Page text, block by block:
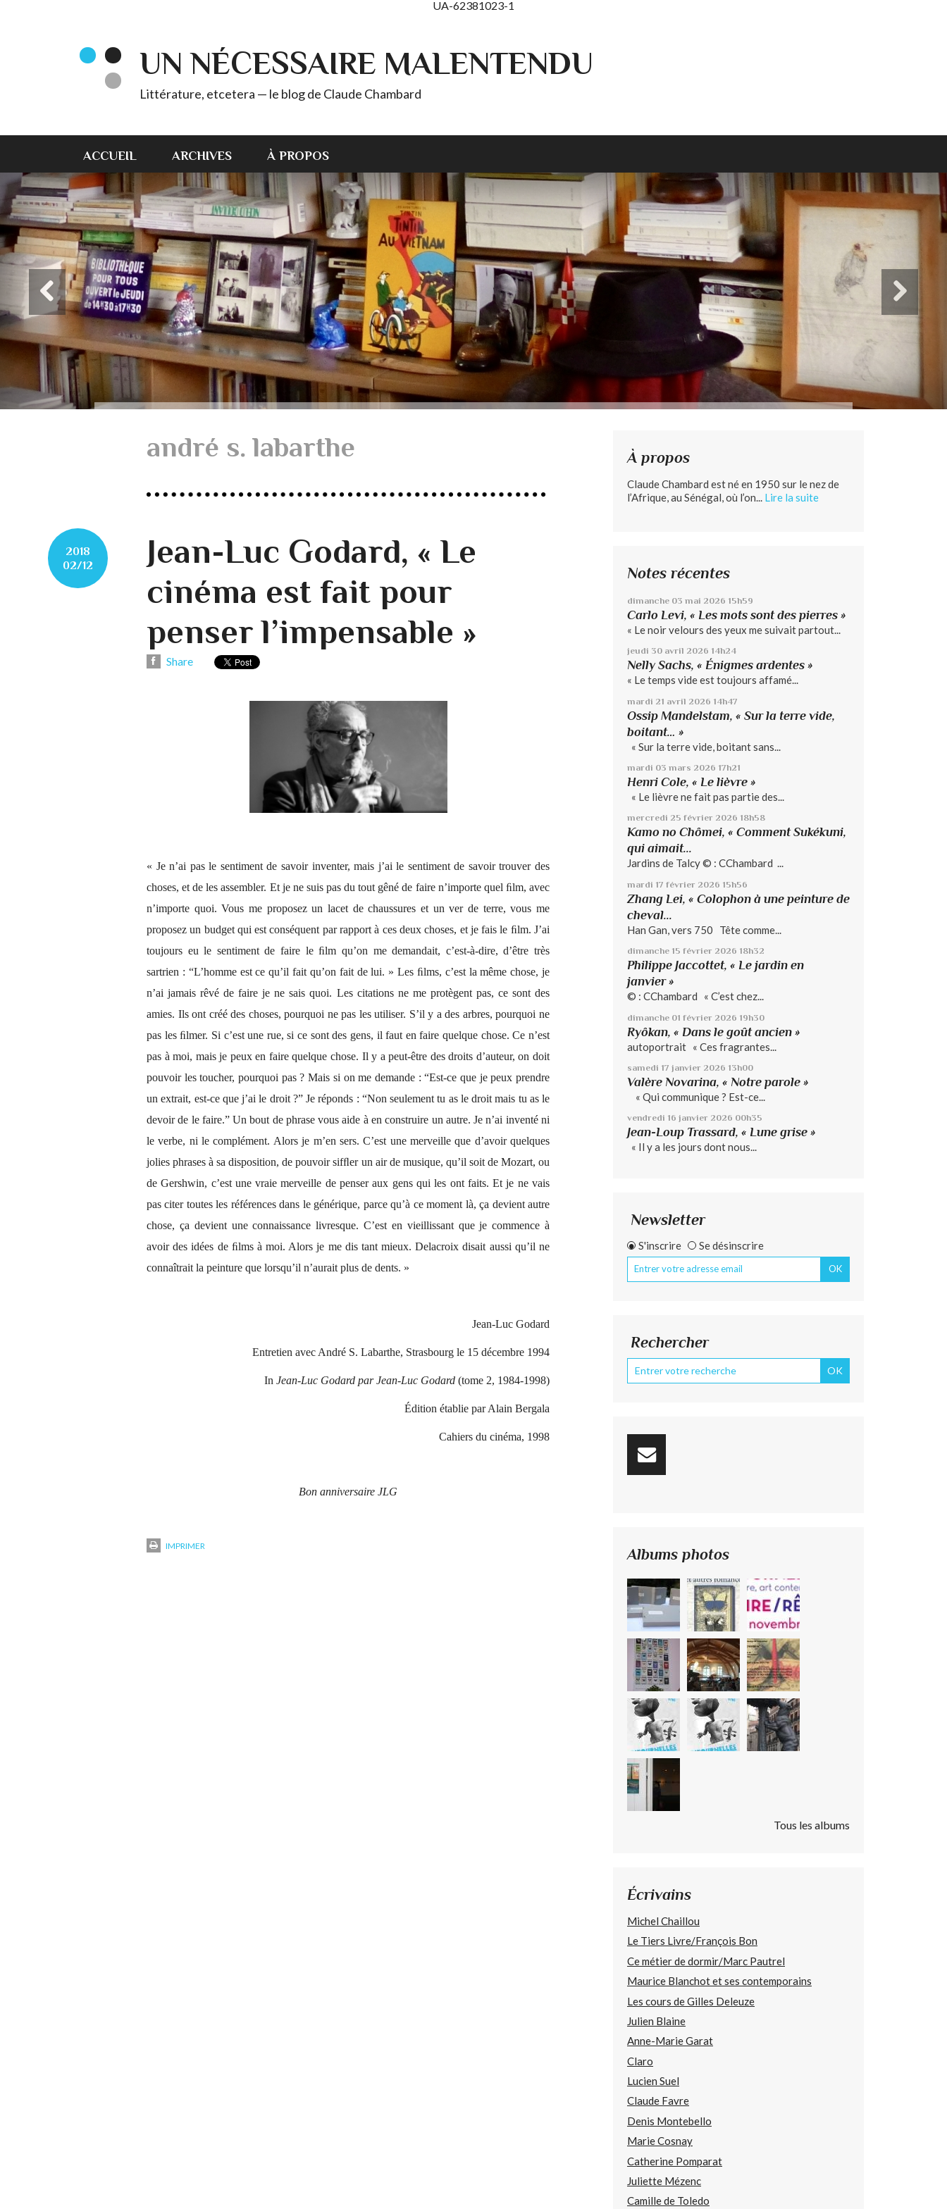
UA-62381023-1
UN NÉCESSAIRE MALENTENDU
Littérature, etcetera — le blog de Claude Chambard
ACCUEIL ARCHIVES À PROPOS
andré s. labarthe
2018
02/12
Jean-Luc Godard, « Le
cinéma est fait pour
penser l’impensable »
Share
« Je n’ai pas le sentiment de savoir inventer, mais j’ai le sentiment de savoir trouver des
choses, et de les assembler. Et je ne suis pas du tout gêné de faire n’importe quel ﬁlm, avec
n’importe quoi. Vous me proposez un lacet de chaussures et un ver de terre, vous me
proposez un budget qui est conséquent par rapport à ces deux choses, et je fais le ﬁlm. J’ai
toujours eu le sentiment de faire le ﬁlm qu’on me demandait, c’est-à-dire, d’être très
sartrien : “L’homme est ce qu’il fait qu’on fait de lui. » Les ﬁlms, c’est la même chose, je
n’ai jamais rêvé de faire je ne sais quoi. Les citations ne me protègent pas, ce sont des
amies. Ils ont créé des choses, pourquoi ne pas les utiliser. S’il y a des arbres, pourquoi ne
pas les ﬁlmer. Si c’est une rue, si ce sont des gens, il faut en faire quelque chose. Ce n’est
pas à moi, mais je peux en faire quelque chose. Il y a peut-être des droits d’auteur, on doit
pouvoir les toucher, pourquoi pas ? Mais si on me demande : “Est-ce que je peux prendre
un extrait, est-ce que j’ai le droit ?” Je réponds : “Non seulement tu as le droit mais tu as le
devoir de le faire.” Un bout de phrase vous aide à en construire un autre. Je n’ai inventé ni
le verbe, ni le complément. Alors je m’en sers. C’est une merveille que d’avoir quelques
jolies phrases à sa disposition, de pouvoir sifﬂer un air de musique, qu’il soit de Mozart, ou
de Gershwin, c’est une vraie merveille de penser aux gens qui les ont faits. Et je ne vais
pas citer toutes les références dans le générique, parce qu’à ce moment là, ça devient autre
chose, ça devient une connaissance livresque. C’est en vieillissant que je commence à
avoir des idées de ﬁlms à moi. Alors je me dis tant mieux. Delacroix disait aussi qu’il ne
connaîtrait la peinture que lorsqu’il n’aurait plus de dents. »
Jean-Luc Godard
Entretien avec André S. Labarthe, Strasbourg le 15 décembre 1994
In Jean-Luc Godard par Jean-Luc Godard (tome 2, 1984-1998)
Édition établie par Alain Bergala
Cahiers du cinéma, 1998
Bon anniversaire JLG
IMPRIMER
À propos
Claude Chambard est né en 1950 sur le nez de
l’Afrique, au Sénégal, où l’on... Lire la suite
Notes récentes
dimanche 03 mai 2026 15h59
Carlo Levi, « Les mots sont des pierres »
« Le noir velours des yeux me suivait partout...
jeudi 30 avril 2026 14h24
Nelly Sachs, « Énigmes ardentes »
« Le temps vide est toujours affamé...
mardi 21 avril 2026 14h47
Ossip Mandelstam, « Sur la terre vide,
boitant… »
« Sur la terre vide, boitant sans...
mardi 03 mars 2026 17h21
Henri Cole, « Le lièvre »
« Le lièvre ne fait pas partie des...
mercredi 25 février 2026 18h58
Kamo no Chômei, « Comment Sukékuni,
qui aimait...
Jardins de Talcy © : CChambard ...
mardi 17 février 2026 15h56
Zhang Lei, « Colophon à une peinture de
cheval...
Han Gan, vers 750 Tête comme...
dimanche 15 février 2026 18h32
Philippe Jaccottet, « Le jardin en
janvier »
© : CChambard « C’est chez...
dimanche 01 février 2026 19h30
Ryôkan, « Dans le goût ancien »
autoportrait « Ces fragrantes...
samedi 17 janvier 2026 13h00
Valère Novarina, « Notre parole »
« Qui communique ? Est-ce...
vendredi 16 janvier 2026 00h35
Jean-Loup Trassard, « Lune grise »
« Il y a les jours dont nous...
Newsletter
S'inscrire Se désinscrire
Rechercher
Albums photos
Tous les albums
Écrivains
Michel Chaillou
Le Tiers Livre/François Bon
Ce métier de dormir/Marc Pautrel
Maurice Blanchot et ses contemporains
Les cours de Gilles Deleuze
Julien Blaine
Anne-Marie Garat
Claro
Lucien Suel
Claude Favre
Denis Montebello
Marie Cosnay
Catherine Pomparat
Juliette Mézenc
Camille de Toledo